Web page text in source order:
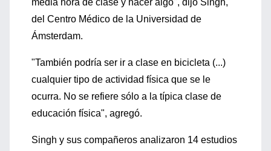
media hora de clase y hacer algo", dijo Singh,
del Centro Médico de la Universidad de
Ámsterdam.
"También podría ser ir a clase en bicicleta (...)
cualquier tipo de actividad física que se le
ocurra. No se refiere sólo a la típica clase de
educación física", agregó.
Singh y sus compañeros analizaron 14 estudios